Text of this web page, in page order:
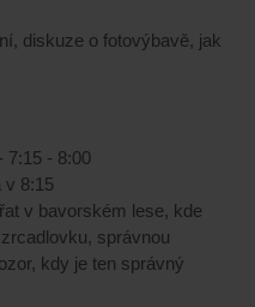
diskuze o fotovýbavě, jak
7:15 - 8:00
v 8:15
v bavorském lese, kde
správnou
kdy je ten správný